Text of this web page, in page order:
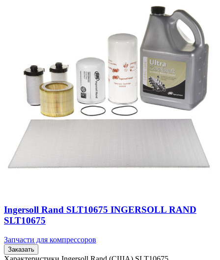
Ingersoll Rand SLT10675 INGERSOLL RAND
SLT10675
Запчасти для компрессоров
Заказать